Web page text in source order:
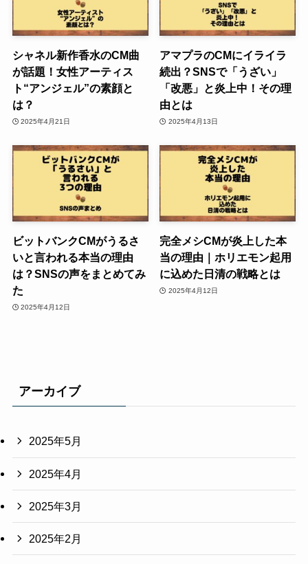
シャネル新作香水のCM曲
が話題！女性アーティス
ト“アンジェル”の素顔と
は？
2025年4月21日
アマプラのCMにイライラ
続出？SNSで「うざい」
「改悪」と炎上中！その理
由とは
2025年4月13日
ビットバンクCMがうるさ
いと言われる本当の理由
は？SNSの声をまとめてみ
た
2025年4月12日
完全メシCMが炎上した本
当の理由｜ホリエモン起用
に込めた日清の戦略とは
2025年4月12日
アーカイブ
2025年5月
2025年4月
2025年3月
2025年2月